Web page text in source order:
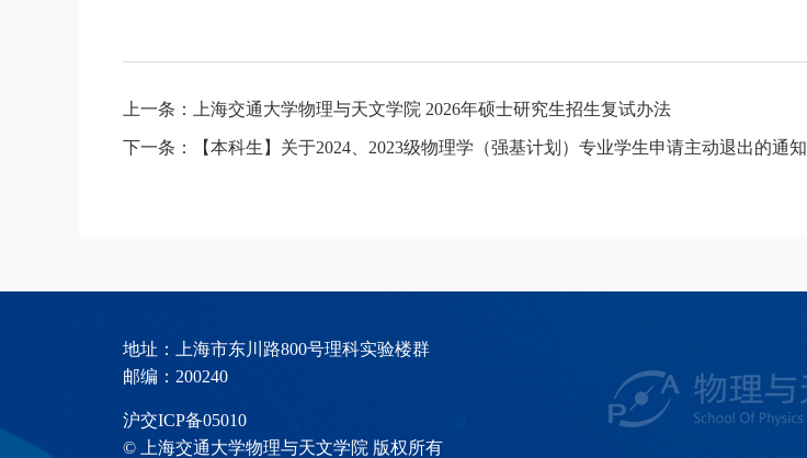
上一条：上海交通大学物理与天文学院 2026年硕士研究生招生复试办法
下一条：【本科生】关于2024、2023级物理学（强基计划）专业学生申请主动退出的通知
地址：上海市东川路800号理科实验楼群
邮编：200240
沪交ICP备05010
© 上海交通大学物理与天文学院 版权所有